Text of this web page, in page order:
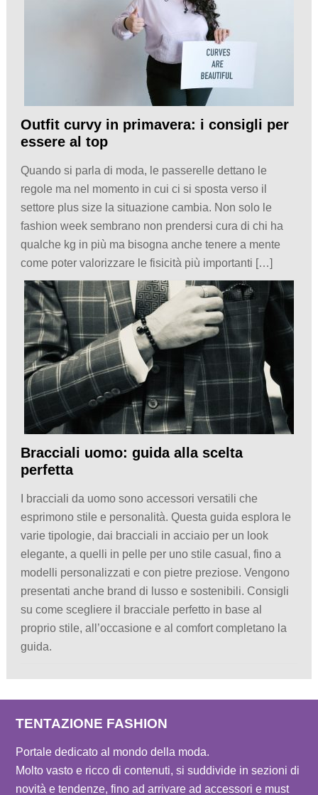
Outfit curvy in primavera: i consigli per
essere al top
Quando si parla di moda, le passerelle dettano le
regole ma nel momento in cui ci si sposta verso il
settore plus size la situazione cambia. Non solo le
fashion week sembrano non prendersi cura di chi ha
qualche kg in più ma bisogna anche tenere a mente
come poter valorizzare le fisicità più importanti […]
Bracciali uomo: guida alla scelta
perfetta
I bracciali da uomo sono accessori versatili che
esprimono stile e personalità. Questa guida esplora le
varie tipologie, dai bracciali in acciaio per un look
elegante, a quelli in pelle per uno stile casual, fino a
modelli personalizzati e con pietre preziose. Vengono
presentati anche brand di lusso e sostenibili. Consigli
su come scegliere il bracciale perfetto in base al
proprio stile, all’occasione e al comfort completano la
guida.
TENTAZIONE FASHION
Portale dedicato al mondo della moda.
Molto vasto e ricco di contenuti, si suddivide in sezioni di
novità e tendenze, fino ad arrivare ad accessori e must